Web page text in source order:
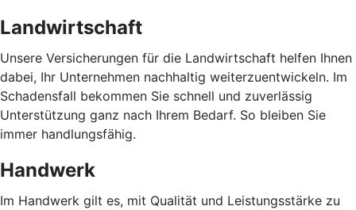
Landwirtschaft
Unsere Versicherungen für die Landwirtschaft helfen Ihnen
dabei, Ihr Unternehmen nachhaltig weiterzuentwickeln. Im
Schadensfall bekommen Sie schnell und zuverlässig
Unterstützung ganz nach Ihrem Bedarf. So bleiben Sie
immer handlungsfähig.
Handwerk
Im Handwerk gilt es, mit Qualität und Leistungsstärke zu